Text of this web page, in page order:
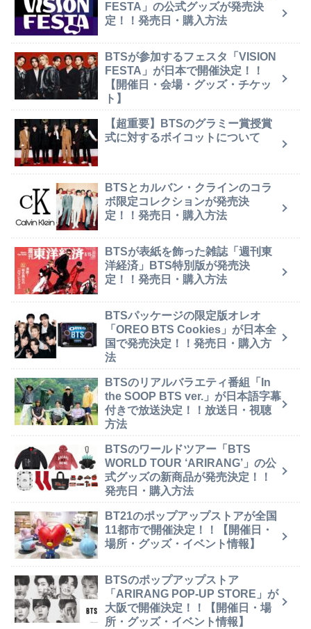
FESTA」の公式グッズが発売決
定！！発売日・購入方法
BTSが参加するフェスタ「VISION
FESTA」が日本で開催決定！！
【開催日・会場・グッズ・チケッ
ト】
【超重要】BTSのグラミー賞授賞
式に対するボイコットについて
BTSとカルバン・クラインのコラ
ボ限定コレクションが発売決
定！！発売日・購入方法
BTSが表紙を飾った雑誌「週刊東
洋経済」BTS特別版が発売決
定！！発売日・購入方法
BTSパッケージの限定版オレオ
「OREO BTS Cookies」が日本全
国で発売決定！！発売日・購入方
法
BTSのリアルバラエティ番組「In
the SOOP BTS ver.」が日本語字幕
付きで放送決定！！放送日・視聴
方法
BTSのワールドツアー「BTS
WORLD TOUR ‘ARIRANG’」の公
式グッズの新商品が発売決定！！
発売日・購入方法
BT21のポップアップストアが全国
11都市で開催決定！！【開催日・
場所・グッズ・イベント情報】
BTSのポップアップストア
「ARIRANG POP-UP STORE」が
大阪で開催決定！！【開催日・場
所・グッズ・イベント情報】